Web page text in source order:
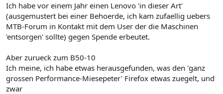
Ich habe vor einem Jahr einen Lenovo 'in dieser Art'
(ausgemustert bei einer Behoerde, ich kam zufaellig uebers
MTB-Forum in Kontakt mit dem User der die Maschinen
'entsorgen' sollte) gegen Spende erbeutet.
Aber zurueck zum B50-10
Ich meine, ich habe etwas herausgefunden, was den 'ganz
grossen Performance-Miesepeter' Firefox etwas zuegelt, und
zwar